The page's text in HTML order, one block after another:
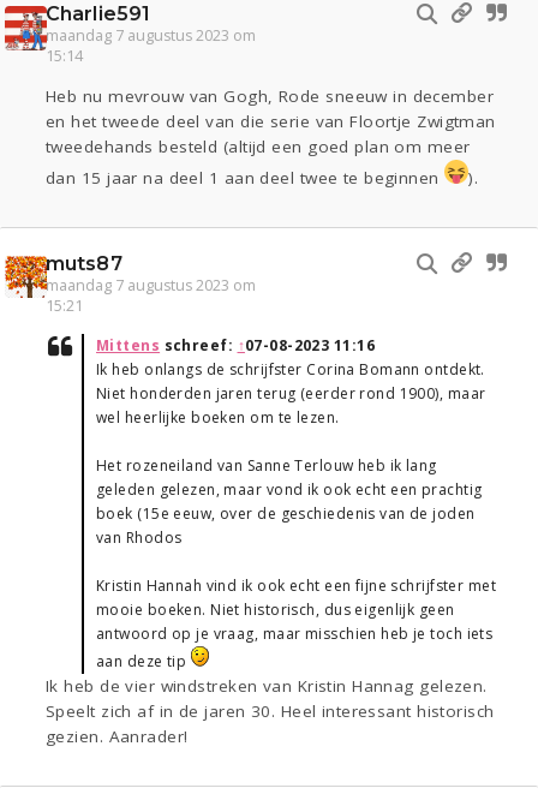
Charlie591
maandag 7 augustus 2023 om
15:14
Heb nu mevrouw van Gogh, Rode sneeuw in december
en het tweede deel van die serie van Floortje Zwigtman
tweedehands besteld (altijd een goed plan om meer
dan 15 jaar na deel 1 aan deel twee te beginnen
).
muts87
maandag 7 augustus 2023 om
15:21
Mittens schreef: ↑07-08-2023 11:16
Ik heb onlangs de schrijfster Corina Bomann ontdekt.
Niet honderden jaren terug (eerder rond 1900), maar
wel heerlijke boeken om te lezen.
Het rozeneiland van Sanne Terlouw heb ik lang
geleden gelezen, maar vond ik ook echt een prachtig
boek (15e eeuw, over de geschiedenis van de joden
van Rhodos
Kristin Hannah vind ik ook echt een fijne schrijfster met
mooie boeken. Niet historisch, dus eigenlijk geen
antwoord op je vraag, maar misschien heb je toch iets
aan deze tip
Ik heb de vier windstreken van Kristin Hannag gelezen.
Speelt zich af in de jaren 30. Heel interessant historisch
gezien. Aanrader!